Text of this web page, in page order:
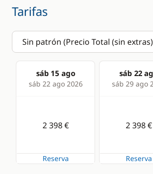
Comodidad
Radiador
Tarifas
sáb 15 ago
sáb 22 ago 2026
sáb 22
sáb 29 ago
2 398 €
Reserva
2 398 €
Reserva